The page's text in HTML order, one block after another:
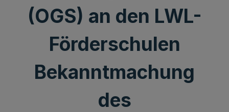
(OGS) an den LWL-
Förderschulen
Bekanntmachung
des